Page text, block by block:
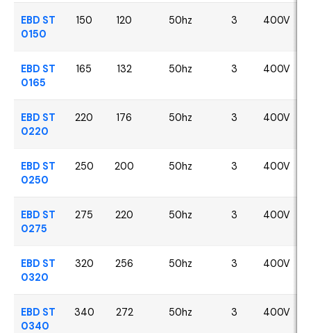
EBD ST
0150
150 120 50hz 3 400V
EBD ST
0165
165 132 50hz 3 400V
EBD ST
0220
220 176 50hz 3 400V
EBD ST
0250
250 200 50hz 3 400V
EBD ST
0275
275 220 50hz 3 400V
EBD ST
0320
320 256 50hz 3 400V
EBD ST
0340
340 272 50hz 3 400V